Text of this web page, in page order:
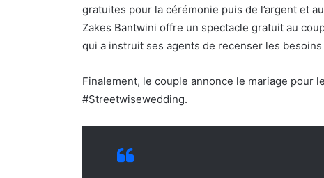
gratuites pour la cérémonie puis de l’argent et
Zakes Bantwini offre un spectacle gratuit au
qui a instruit ses agents de recenser les
Finalement, le couple annonce le mariage pour
#Streetwisewedding.